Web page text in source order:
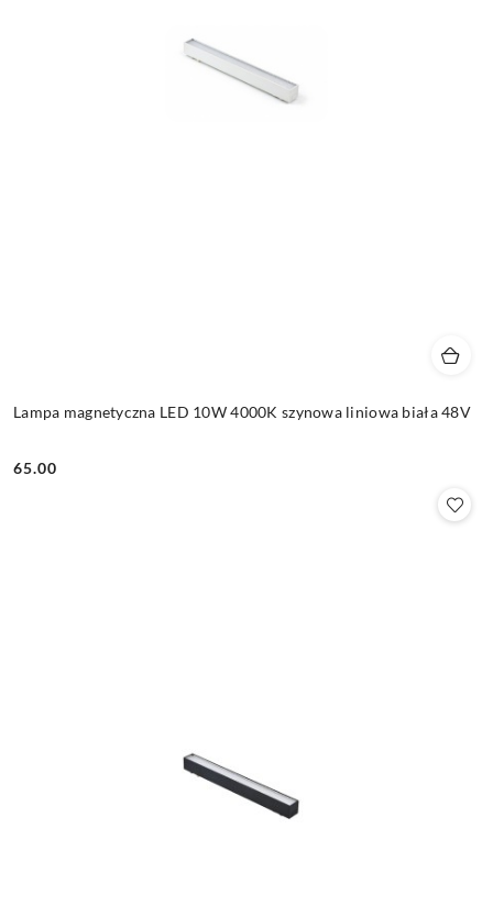
Lampa magnetyczna LED 10W 4000K szynowa liniowa biała 48V
Cena:
65.00